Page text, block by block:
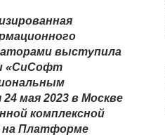
выступила
«СиСофт
мая 2023 в Москве
комплексной
на Платформе